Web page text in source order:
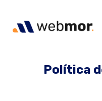
Política